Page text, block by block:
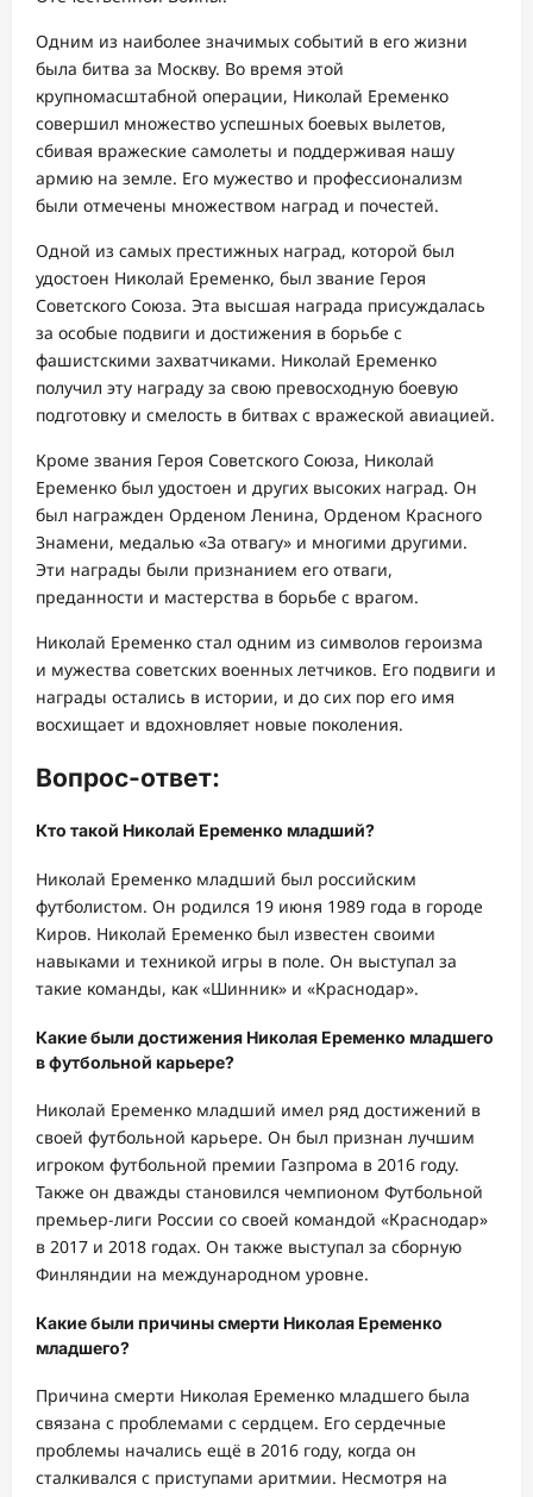
Одним из наиболее значимых событий в его жизни
была битва за Москву. Во время этой
крупномасштабной операции, Николай Еременко
совершил множество успешных боевых вылетов,
сбивая вражеские самолеты и поддерживая нашу
армию на земле. Его мужество и профессионализм
были отмечены множеством наград и почестей.
Одной из самых престижных наград, которой был
удостоен Николай Еременко, был звание Героя
Советского Союза. Эта высшая награда присуждалась
за особые подвиги и достижения в борьбе с
фашистскими захватчиками. Николай Еременко
получил эту награду за свою превосходную боевую
подготовку и смелость в битвах с вражеской авиацией.
Кроме звания Героя Советского Союза, Николай
Еременко был удостоен и других высоких наград. Он
был награжден Орденом Ленина, Орденом Красного
Знамени, медалью «За отвагу» и многими другими.
Эти награды были признанием его отваги,
преданности и мастерства в борьбе с врагом.
Николай Еременко стал одним из символов героизма
и мужества советских военных летчиков. Его подвиги и
награды остались в истории, и до сих пор его имя
восхищает и вдохновляет новые поколения.
Вопрос-ответ:
Кто такой Николай Еременко младший?
Николай Еременко младший был российским
футболистом. Он родился 19 июня 1989 года в городе
Киров. Николай Еременко был известен своими
навыками и техникой игры в поле. Он выступал за
такие команды, как «Шинник» и «Краснодар».
Какие были достижения Николая Еременко младшего
в футбольной карьере?
Николай Еременко младший имел ряд достижений в
своей футбольной карьере. Он был признан лучшим
игроком футбольной премии Газпрома в 2016 году.
Также он дважды становился чемпионом Футбольной
премьер-лиги России со своей командой «Краснодар»
в 2017 и 2018 годах. Он также выступал за сборную
Финляндии на международном уровне.
Какие были причины смерти Николая Еременко
младшего?
Причина смерти Николая Еременко младшего была
связана с проблемами с сердцем. Его сердечные
проблемы начались ещё в 2016 году, когда он
сталкивался с приступами аритмии. Несмотря на